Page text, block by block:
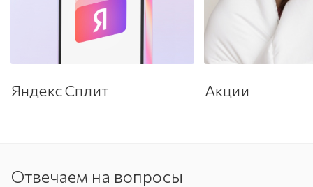
Яндекс Сплит Акции
Отвечаем на вопросы